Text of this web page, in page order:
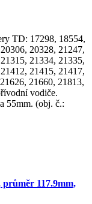
TD: 17298, 18554,
20328, 21247,
21334, 21335,
21415, 21417,
21660, 21813,
vodiče.
55mm. (obj. č.:
117.9mm,